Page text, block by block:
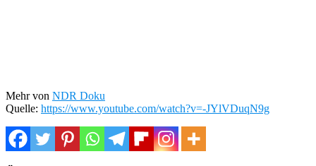
Mehr von NDR Doku
Quelle: https://www.youtube.com/watch?v=-JYlVDuqN9g